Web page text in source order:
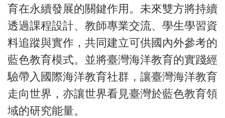
育在永續發展的關鍵作用。未來雙方將持續
透過課程設計、教師專業交流、學生學習資
料追蹤與實作，共同建立可供國內外參考的
藍色教育模式。並將臺灣海洋教育的實踐經
驗帶入國際海洋教育社群，讓臺灣海洋教育
走向世界，亦讓世界看見臺灣於藍色教育領
域的研究能量。